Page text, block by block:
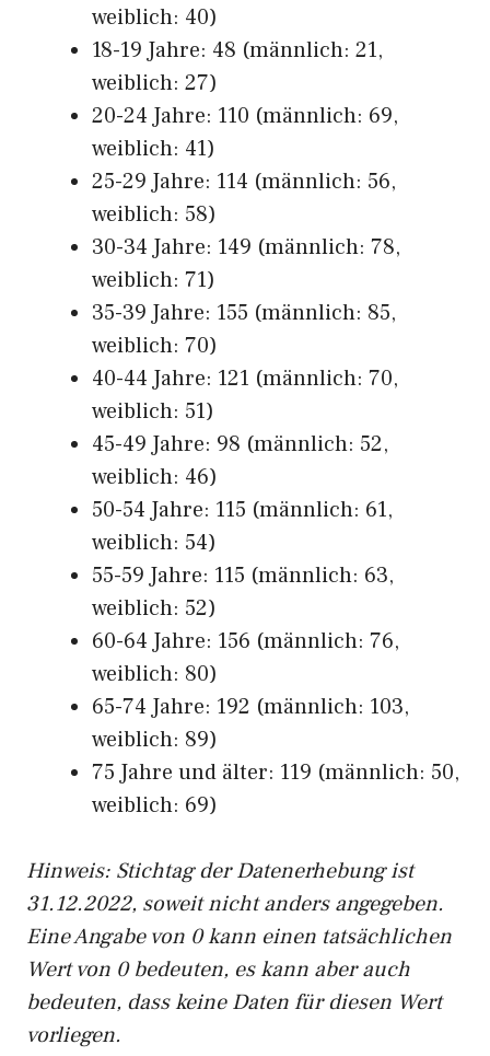
weiblich: 40)
18-19 Jahre: 48 (männlich: 21,
weiblich: 27)
20-24 Jahre: 110 (männlich: 69,
weiblich: 41)
25-29 Jahre: 114 (männlich: 56,
weiblich: 58)
30-34 Jahre: 149 (männlich: 78,
weiblich: 71)
35-39 Jahre: 155 (männlich: 85,
weiblich: 70)
40-44 Jahre: 121 (männlich: 70,
weiblich: 51)
45-49 Jahre: 98 (männlich: 52,
weiblich: 46)
50-54 Jahre: 115 (männlich: 61,
weiblich: 54)
55-59 Jahre: 115 (männlich: 63,
weiblich: 52)
60-64 Jahre: 156 (männlich: 76,
weiblich: 80)
65-74 Jahre: 192 (männlich: 103,
weiblich: 89)
75 Jahre und älter: 119 (männlich: 50,
weiblich: 69)
Hinweis: Stichtag der Datenerhebung ist
31.12.2022, soweit nicht anders angegeben.
Eine Angabe von 0 kann einen tatsächlichen
Wert von 0 bedeuten, es kann aber auch
bedeuten, dass keine Daten für diesen Wert
vorliegen.